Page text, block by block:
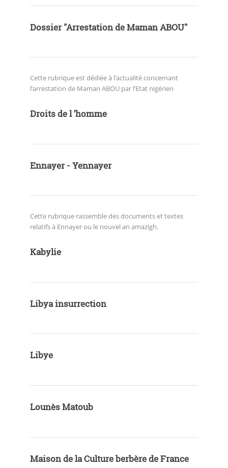
Dossier "Arrestation de Maman ABOU"
Cette rubrique est dédiée à l’actualité concernant
l’arrestation de Maman ABOU par l’Etat nigérien
Droits de l ’homme
Ennayer - Yennayer
Cette rubrique rassemble des documents et textes
relatifs à Ennayer ou le nouvel an amazigh.
Kabylie
Libya insurrection
Libye
Lounès Matoub
Maison de la Culture berbère de France